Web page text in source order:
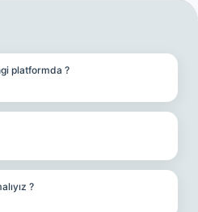
platformda ?
?